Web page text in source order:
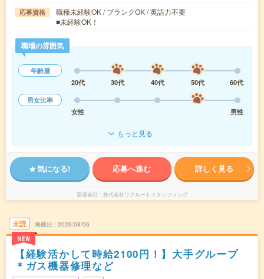
応募資格
職種未経験OK / ブランクOK / 英語力不要
■未経験OK！
職場の雰囲気
年齢層
20代
30代 40代 50代
60代
男女比率
女性
男性
もっと見る
気になる! 応募へ進む 詳しく見る
派遣会社 株式会社リクルートスタッフィング
未読
NEW
掲載日 2026/08/06
【経験活かして時給2100円！】大手グループ
＊ガス機器修理など